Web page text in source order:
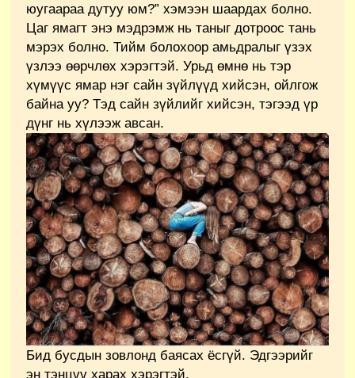
юугаараа дутуу юм?” хэмээн шаардах болно.
Цаг ямагт энэ мэдрэмж нь таныг дотроос тань
мэрэх болно. Тийм болохоор амьдралыг үзэх
үзлээ өөрчлөх хэрэгтэй. Урьд өмнө нь тэр
хүмүүс ямар нэг сайн зүйлүүд хийсэн, ойлгож
байна уу? Тэд сайн зүйлийг хийсэн, тэгээд үр
дүнг нь хүлээж авсан.
Бид бусдын зовлонд баясах ёсгүй. Эдгээрийг
эн тэнцүү харах хэрэгтэй.